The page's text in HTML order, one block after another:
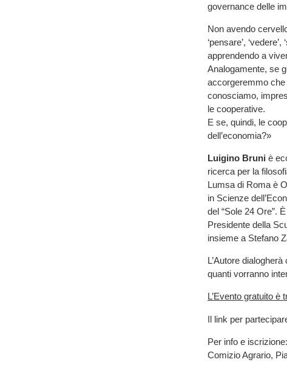
governance delle
Non avendo
‘pensare’,
apprendendo a
Analogamente, se
accorgeremmo
conosciamo,
le cooperative.
E se, quindi, le
dell’economia?»
Luigino Bruni è
ricerca per la
Lumsa di Roma è
in Scienze
del “Sole 24 Ore”.
Presidente della
insieme a Stefano
L’Autore
quanti vorranno
L’Evento gratuito
Il link per
Per info e iscrizione:
Comizio Agrario,